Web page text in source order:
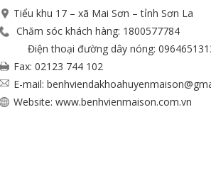
Tiểu khu 17 – xã Mai Sơn – tỉnh Sơn La
Chăm sóc khách hàng: 1800577784
Điện thoại đường dây nóng:
Fax: 02123 744 102
E-mail:
Website: www.benhvienmaison.com.vn